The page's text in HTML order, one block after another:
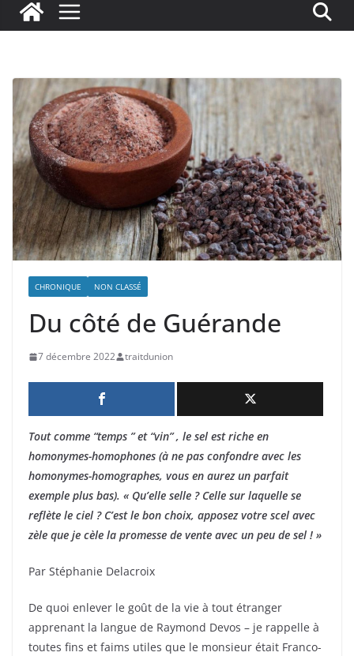
CHRONIQUE NON CLASSÉ
Du côté de Guérande
7 décembre 2022 traitdunion
Tout comme “temps ” et “vin” , le sel est riche en
homonymes-homophones (à ne pas confondre avec les
homonymes-homographes, vous en aurez un parfait
exemple plus bas). « Qu’elle selle ? Celle sur laquelle se
reflète le ciel ? C’est le bon choix, apposez votre scel avec
zèle que je cèle la promesse de vente avec un peu de sel ! »
Par Stéphanie Delacroix
De quoi enlever le goût de la vie à tout étranger
apprenant la langue de Raymond Devos – je rappelle à
toutes fins et faims utiles que le monsieur était Franco-